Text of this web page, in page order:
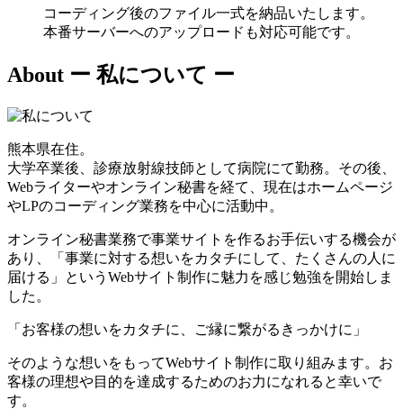
コーディング後のファイル一式を納品いたします。
本番サーバーへのアップロードも対応可能です。
About ー 私について ー
熊本県在住。
大学卒業後、診療放射線技師として病院にて勤務。その後、
Webライターやオンライン秘書を経て、現在はホームページ
やLPのコーディング業務を中心に活動中。
オンライン秘書業務で事業サイトを作るお手伝いする機会が
あり、「事業に対する想いをカタチにして、たくさんの人に
届ける」というWebサイト制作に魅力を感じ勉強を開始しま
した。
「お客様の想いをカタチに、ご縁に繋がるきっかけに」
そのような想いをもってWebサイト制作に取り組みます。お
客様の理想や目的を達成するためのお力になれると幸いで
す。